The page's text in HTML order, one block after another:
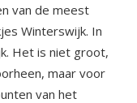
van de meest
Winterswijk. In
Het is niet groot,
maar voor
van het